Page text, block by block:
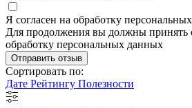
Я согласен на обработку
Для продолжения вы должны принять
обработку персональных данных
Отправить отзыв
Сортировать по:
Дате Рейтингу Полезности